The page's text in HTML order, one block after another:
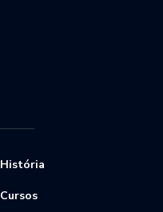
História
Cursos